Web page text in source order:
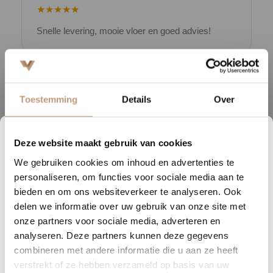
6
DAGEN
09
UREN
32
MINUTEN
36
SECONDEN
Nu tijdelijk 10% korting op
jouw vloer
Vraag snel een offerte aan en bespaar direct.
Bekijk plak PVC vloeren
Toestemming Details Over
Deze website maakt gebruik van cookies
We gebruiken cookies om inhoud en advertenties te
personaliseren, om functies voor sociale media aan te
bieden en om ons websiteverkeer te analyseren. Ook
delen we informatie over uw gebruik van onze site met
onze partners voor sociale media, adverteren en
analyseren. Deze partners kunnen deze gegevens
combineren met andere informatie die u aan ze heeft
verstrekt of ze hebben verzameld op basis van uw
★★★★★
Snelle levering, mooie vloer en goed advies!
pvc. Van landelijk tot stoer en van rustig tot gedurfd: het kan met een
vloer uit de Belakos Portico serie. Dankzij de verschillende
plankgroottes en de mogelijkheid om te kiezen voor een klassiek
past bij jouw interieur.